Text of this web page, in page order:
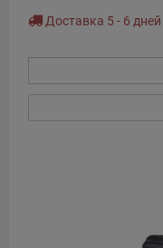
Доставка 5 - 6 дней